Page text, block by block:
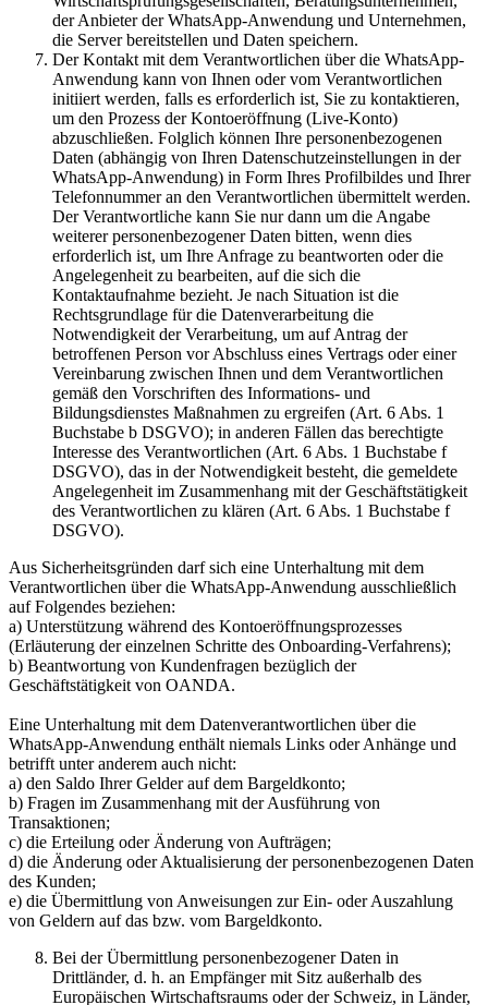
der Anbieter der WhatsApp-Anwendung und Unternehmen,
die Server bereitstellen und Daten speichern.
Der Kontakt mit dem Verantwortlichen über die WhatsApp-
Anwendung kann von Ihnen oder vom Verantwortlichen
initiiert werden, falls es erforderlich ist, Sie zu kontaktieren,
um den Prozess der Kontoeröffnung (Live-Konto)
abzuschließen. Folglich können Ihre personenbezogenen
Daten (abhängig von Ihren Datenschutzeinstellungen in der
WhatsApp-Anwendung) in Form Ihres Profilbildes und Ihrer
Telefonnummer an den Verantwortlichen übermittelt werden.
Der Verantwortliche kann Sie nur dann um die Angabe
weiterer personenbezogener Daten bitten, wenn dies
erforderlich ist, um Ihre Anfrage zu beantworten oder die
Angelegenheit zu bearbeiten, auf die sich die
Kontaktaufnahme bezieht. Je nach Situation ist die
Rechtsgrundlage für die Datenverarbeitung die
Notwendigkeit der Verarbeitung, um auf Antrag der
betroffenen Person vor Abschluss eines Vertrags oder einer
Vereinbarung zwischen Ihnen und dem Verantwortlichen
gemäß den Vorschriften des Informations- und
Bildungsdienstes Maßnahmen zu ergreifen (Art. 6 Abs. 1
Buchstabe b DSGVO); in anderen Fällen das berechtigte
Interesse des Verantwortlichen (Art. 6 Abs. 1 Buchstabe f
DSGVO), das in der Notwendigkeit besteht, die gemeldete
Angelegenheit im Zusammenhang mit der Geschäftstätigkeit
des Verantwortlichen zu klären (Art. 6 Abs. 1 Buchstabe f
DSGVO).
Aus Sicherheitsgründen darf sich eine Unterhaltung mit dem
Verantwortlichen über die WhatsApp-Anwendung ausschließlich
auf Folgendes beziehen:
a) Unterstützung während des Kontoeröffnungsprozesses
(Erläuterung der einzelnen Schritte des Onboarding-Verfahrens);
b) Beantwortung von Kundenfragen bezüglich der
Geschäftstätigkeit von OANDA.
Eine Unterhaltung mit dem Datenverantwortlichen über die
WhatsApp-Anwendung enthält niemals Links oder Anhänge und
betrifft unter anderem auch nicht:
a) den Saldo Ihrer Gelder auf dem Bargeldkonto;
b) Fragen im Zusammenhang mit der Ausführung von
Transaktionen;
c) die Erteilung oder Änderung von Aufträgen;
d) die Änderung oder Aktualisierung der personenbezogenen Daten
des Kunden;
e) die Übermittlung von Anweisungen zur Ein- oder Auszahlung
von Geldern auf das bzw. vom Bargeldkonto.
Bei der Übermittlung personenbezogener Daten in
Drittländer, d. h. an Empfänger mit Sitz außerhalb des
Europäischen Wirtschaftsraums oder der Schweiz, in Länder,